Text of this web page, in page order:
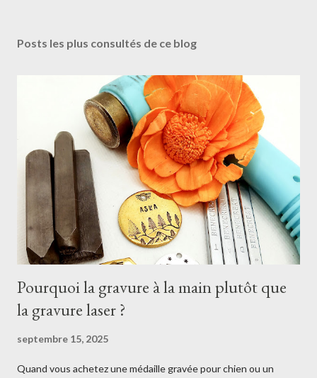
Posts les plus consultés de ce blog
Pourquoi la gravure à la main plutôt que
la gravure laser ?
septembre 15, 2025
Quand vous achetez une médaille gravée pour chien ou un